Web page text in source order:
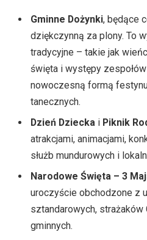
Gminne Dożynki, będące
dziękczynną za plony. To
tradycyjne – takie jak
święta i występy
nowoczesną formą
tanecznych.
Dzień Dziecka i Piknik
atrakcjami, animacjami,
służb mundurowych i
Narodowe Święta – 3
uroczyście obchodzone z
sztandarowych, strażaków
gminnych.